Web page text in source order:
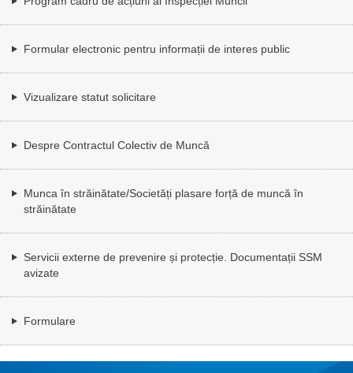
Formular electronic pentru informații de interes public
Vizualizare statut solicitare
Despre Contractul Colectiv de Muncă
Munca în străinătate/Societăți plasare forță de muncă în
străinătate
Servicii externe de prevenire și protecție. Documentații SSM
avizate
Formulare